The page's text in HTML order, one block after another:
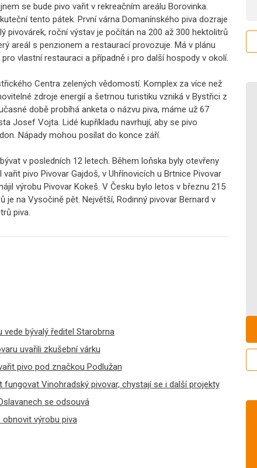
se bude pivo vařit v rekreačním areálu Borovinka.
tento pátek. První várna Domanínského piva dozraje
pivovárek, roční výstav je počítán na 200 až 300 hektolitrů
areál s penzionem a restaurací provozuje. Má v plánu
vlastní restauraci a případně i pro další hospody v okolí.
Centra zelených vědomostí. Komplex za více než
zdroje energií a šetrnou turistiku vzniká v Bystřici z
době probíhá anketa o názvu piva, máme už 67
Josef Vojta. Lidé kupříkladu navrhují, aby se pivo
Nápady mohou posílat do konce září.
v posledních 12 letech. Během loňska byly otevřeny
pivo Pivovar Gajdoš, v Uhřínovicích u Brtnice Pivovar
výrobu Pivovar Kokeš. V Česku bylo letos v březnu 215
je na Vysočině pět. Největší, Rodinný pivovar Bernard v
piva.
vede bývalý ředitel Starobrna
uvařili zkušební várku
pivo pod značkou Podlužan
fungovat Vinohradský pivovar, chystají se i další projekty
se odsouvá
obnovit výrobu piva